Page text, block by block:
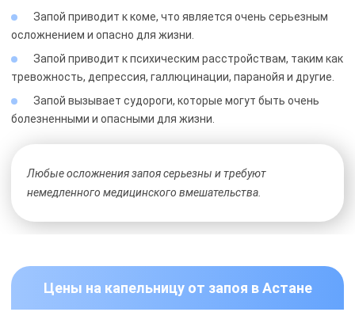
Запой приводит к коме, что является очень серьезным
осложнением и опасно для жизни.
Запой приводит к психическим расстройствам, таким как
тревожность, депрессия, галлюцинации, паранойя и другие.
Запой вызывает судороги, которые могут быть очень
болезненными и опасными для жизни.
Любые осложнения запоя серьезны и требуют
немедленного медицинского вмешательства.
Цены на капельницу от запоя в Астане